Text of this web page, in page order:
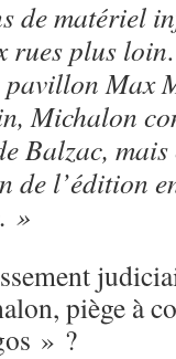
de matériel
rues plus
pavillon Max
Michalon
Balzac, mais
l’édition
»
piège à
» ?